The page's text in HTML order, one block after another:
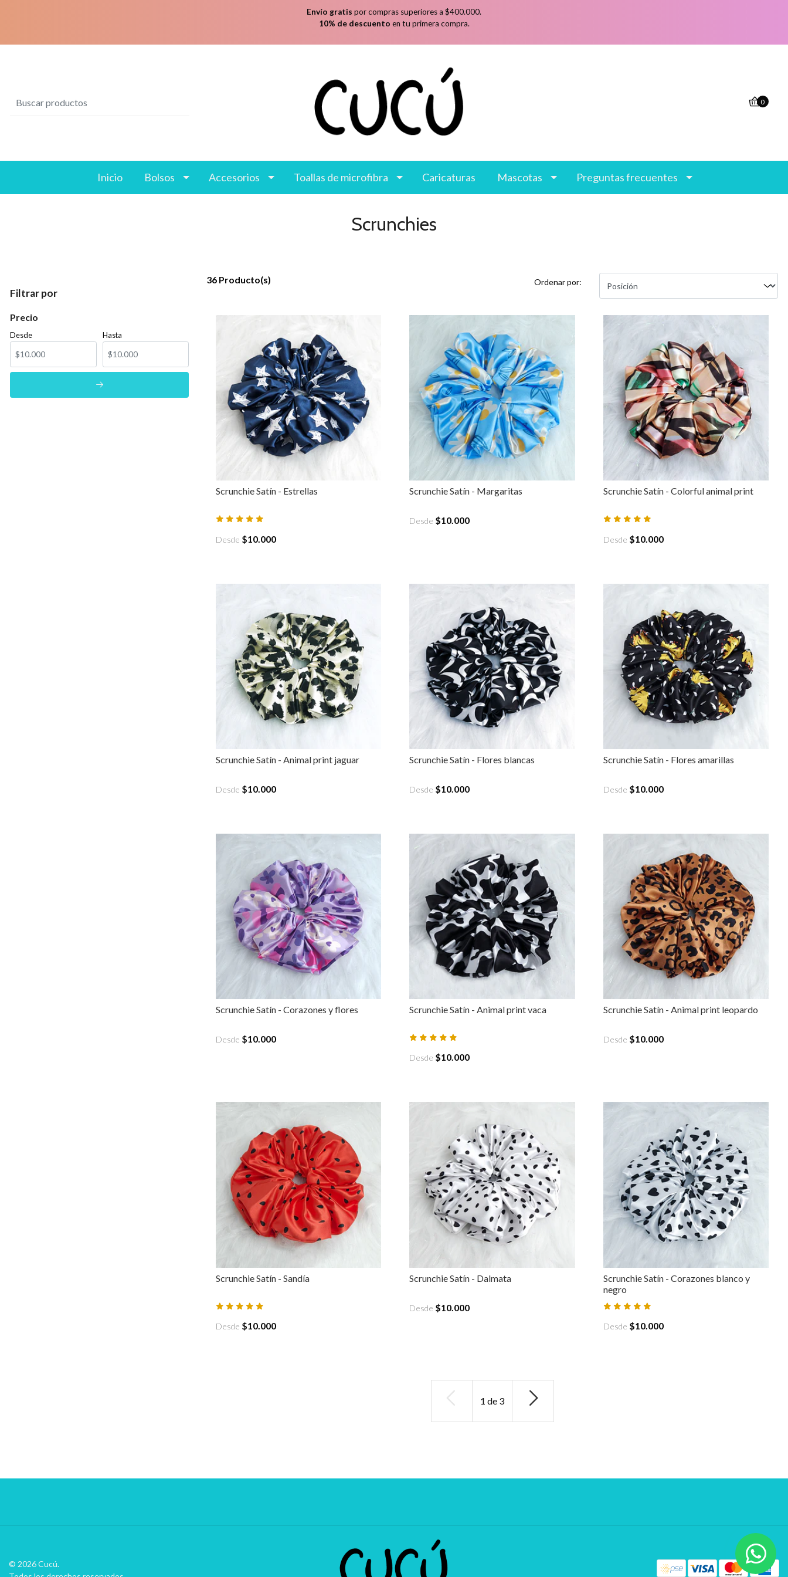
Envío gratis por compras superiores a $400.000.
10% de descuento en tu primera compra.
0
Inicio Bolsos Accesorios Toallas de microfibra Caricaturas Mascotas Preguntas frecuentes
Scrunchies
Filtrar por
Precio
Desde Hasta
36 Producto(s) Ordenar por:
Scrunchie Satín - Estrellas
Desde $10.000
Scrunchie Satín - Margaritas
Desde $10.000
Scrunchie Satín - Colorful animal print
Desde $10.000
Scrunchie Satín - Animal print jaguar
Desde $10.000
Scrunchie Satín - Flores blancas
Desde $10.000
Scrunchie Satín - Flores amarillas
Desde $10.000
Scrunchie Satín - Corazones y flores
Desde $10.000
Scrunchie Satín - Animal print vaca
Desde $10.000
Scrunchie Satín - Animal print leopardo
Desde $10.000
Scrunchie Satín - Sandía
Desde $10.000
Scrunchie Satín - Dalmata
Desde $10.000
Scrunchie Satín - Corazones blanco y
negro
Desde $10.000
1 de 3
© 2026 Cucú.